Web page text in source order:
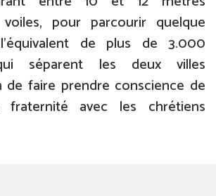
pour parcourir quelque
de plus de 3.000
séparent les deux villes
de faire prendre conscience de
fraternité avec les chrétiens